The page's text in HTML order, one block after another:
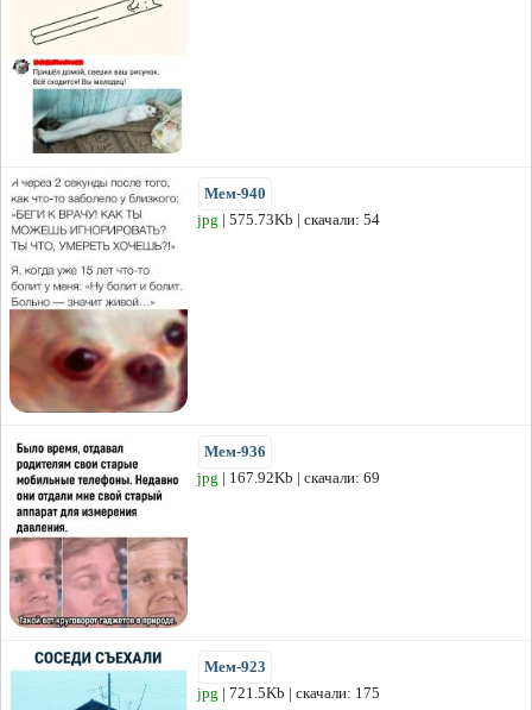
Мем-940
jpg | 575.73Kb | скачали: 54
Мем-936
jpg | 167.92Kb | скачали: 69
Мем-923
jpg | 721.5Kb | скачали: 175